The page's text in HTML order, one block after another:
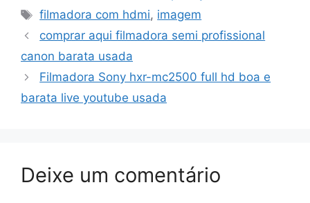
Tags
filmadora com hdmi, imagem
comprar aqui filmadora semi profissional
canon barata usada
Filmadora Sony hxr-mc2500 full hd boa e
barata live youtube usada
Deixe um comentário